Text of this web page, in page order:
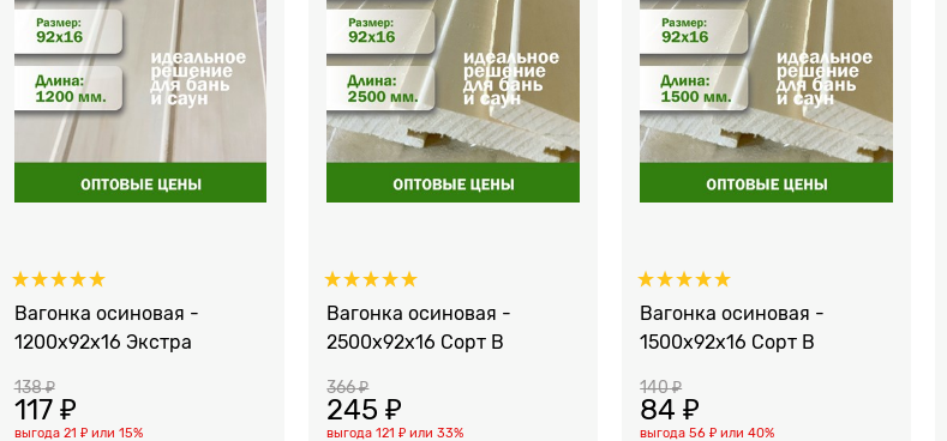
Вагонка осиновая -
1200x92x16 Экстра
138 ₽
117 ₽
выгода 21 ₽или 15%
Вагонка осиновая -
2500x92x16 Сорт В
366 ₽
245 ₽
выгода121 ₽ или33%
Вагонка осиновая -
1500x92x16 Сорт В
140 ₽
84 ₽
выгода56 ₽ или40%